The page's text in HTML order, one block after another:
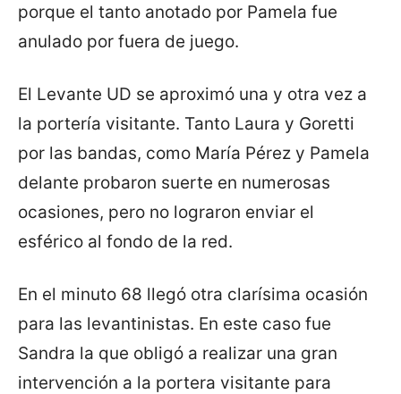
porque el tanto anotado por Pamela fue
anulado por fuera de juego.
El Levante UD se aproximó una y otra vez a
la portería visitante. Tanto Laura y Goretti
por las bandas, como María Pérez y Pamela
delante probaron suerte en numerosas
ocasiones, pero no lograron enviar el
esférico al fondo de la red.
En el minuto 68 llegó otra clarísima ocasión
para las levantinistas. En este caso fue
Sandra la que obligó a realizar una gran
intervención a la portera visitante para